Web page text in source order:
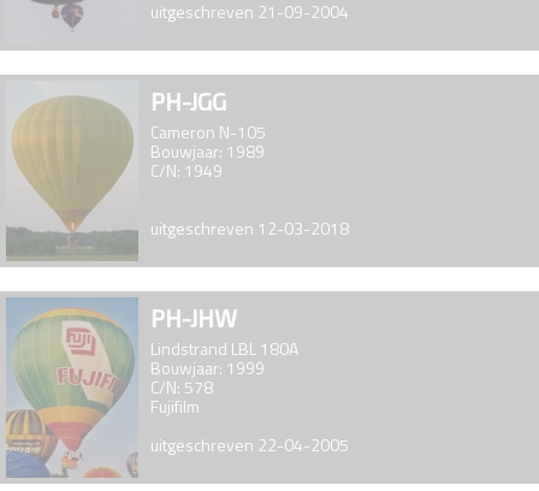
uitgeschreven 21-09-2004
PH-JGG
Cameron N-105
Bouwjaar: 1989
C/N: 1949
uitgeschreven 12-03-2018
PH-JHW
Lindstrand LBL 180A
Bouwjaar: 1999
C/N: 578
Fujifilm
uitgeschreven 22-04-2005